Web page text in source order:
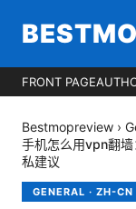
FRONT PAGE
Bestmopreview ›
手机怎么用vpn翻
私建议
GENERAL · ZH-CN